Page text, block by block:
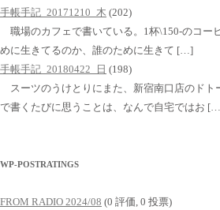
手帳手記_20171210_木 (202)
職場のカフェで書いている。1杯\150-のコ
めに生きてるのか、誰のために生きて […]
手帳手記_20180422_日 (198)
スーツのうけとりにまた、新宿南口店のド
で書くたびに思うことは、なんで自宅ではお
WP-POSTRATINGS
FROM RADIO 2024/08 (0 評価, 0 投票)